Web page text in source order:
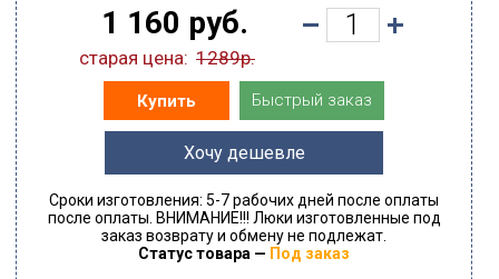
1 160 руб.
старая цена: 1289р.
Купить Быстрый заказ
Хочу дешевле
Сроки изготовления: 5-7 рабочих дней после оплаты
после оплаты. ВНИМАНИЕ!!! Люки изготовленные под
заказ возврату и обмену не подлежат.
Статус товара — Под заказ